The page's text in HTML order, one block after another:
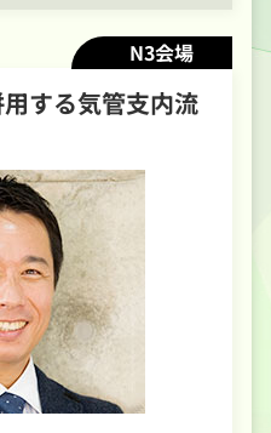
N3会場
する気管支内流